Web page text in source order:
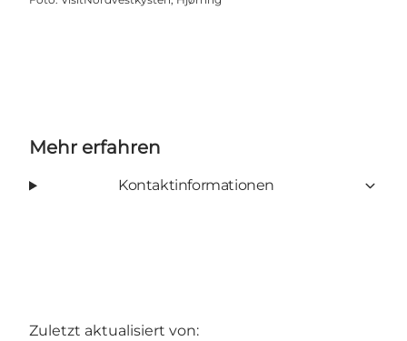
Mehr erfahren
Kontaktinformationen
Zuletzt aktualisiert von: